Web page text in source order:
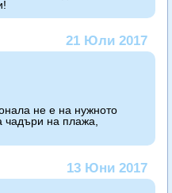
21 Юли 2017
не е на нужното
на плажа,
13 Юни 2017